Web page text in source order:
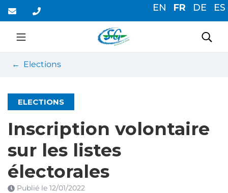
Aller
au
contenu
EN FR DE ES
Saint-Germain-du-
Elections
ELECTIONS
Inscription volontaire
sur les listes
électorales
Publié le 12/01/2022